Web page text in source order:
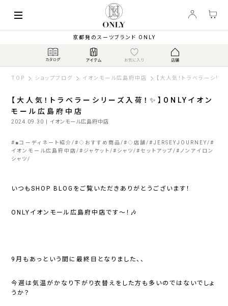
京都発のスーツブランド ONLY
TOP ショップブログ イオンモール広島府中店 【大人気！トラベラーシリ
【大人気！トラベラーシリーズ入荷！✨】ONLYイオン
モール広島府中店
2024.09.30 | イオンモール広島府中店
# ■コーディネート紹介 #◇おすすめ商品 #◇店舗 #JERSEYJOURNEY #
イオンモール広島府中店 # ジャケット # シャツ #セットアップ # ノンアイロン
シャツ
いつもSHOP BLOGをご覧いただきありがとうございます！
ONLYイオンモール広島府中店です～！🎶
9月もあっという間に最終日となりました、、
今週は気温がかなり下がり衣替えをした方も多いのではないでしょ
うか？